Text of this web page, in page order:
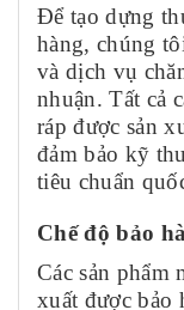
Để tạo dựng
hàng, chúng
và dịch vụ
nhuận. Tất cả
ráp được sản
đảm bảo kỹ
tiêu chuẩn
Chế độ bảo
Các sản phẩm
xuất được bảo